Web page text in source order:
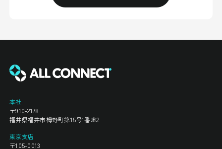
本社
〒910-2178
福井県福井市栂野町第15号1番地2
東京支店
〒105-0013